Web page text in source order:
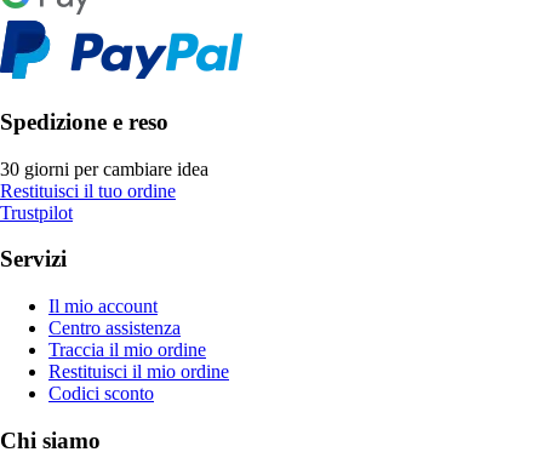
Spedizione e reso
30 giorni per cambiare idea
Restituisci il tuo ordine
Trustpilot
Servizi
Il mio account
Centro assistenza
Traccia il mio ordine
Restituisci il mio ordine
Codici sconto
Chi siamo